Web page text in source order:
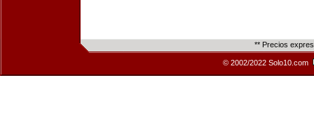
** Precios
© 2002/2022 Solo10.com